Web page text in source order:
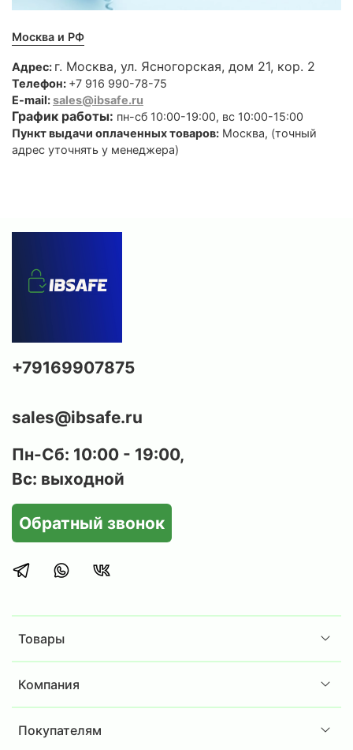
Москва и РФ
Адрес: г. Москва, ул. Ясногорская, дом 21, кор. 2
Телефон: +7 916 990-78-75
E-mail:sales@ibsafe.ru
График работы: пн-сб 10:00-19:00, вс 10:00-15:00
Пункт выдачи оплаченных товаров: Москва, (точный
адрес уточнять у менеджера)
Товары
Компания
Покупателям
+79169907875
sales@ibsafe.ru
Пн-Сб: 10:00 - 19:00,
Вс: выходной
Обратный звонок